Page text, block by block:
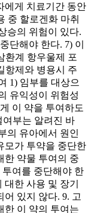
에게 치료기간 동안
중 할로겐화 마취
승의 위험이 있다.
단해야 한다. 7) 이
환계 항우울제 포
항제와 병용시 주
1) 임부를 대상으
유익성이 위험성
이 약을 투여하도
여부는 알려진 바
의 유아에서 원인
모가 투약을 중단한
한 약물 투여의 중
여를 중단해야 한
한 사용 및 장기
있지 않다. 9. 고
한 이 약의 투여는